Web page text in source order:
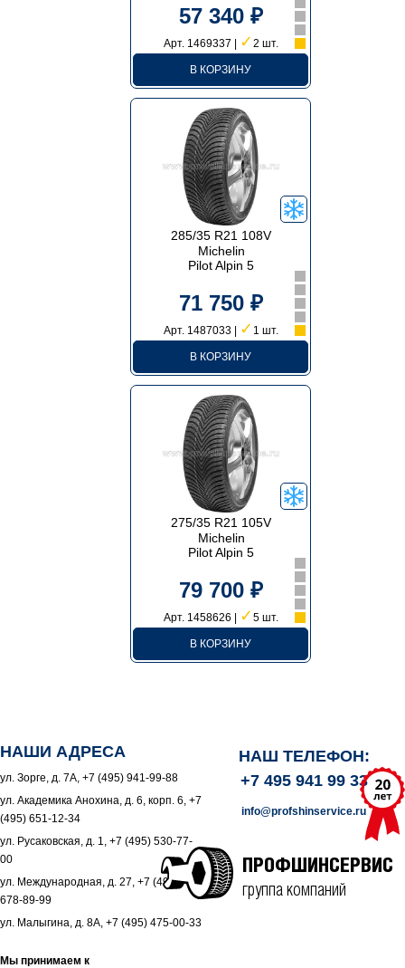
57 340 ₽
Арт. 1469337 | ✓ 2 шт.
В КОРЗИНУ
285/35 R21 108V
Michelin
Pilot Alpin 5
71 750 ₽
Арт. 1487033 | ✓ 1 шт.
В КОРЗИНУ
275/35 R21 105V
Michelin
Pilot Alpin 5
79 700 ₽
Арт. 1458626 | ✓ 5 шт.
В КОРЗИНУ
НАШИ АДРЕСА
ул. Зорге, д. 7А, +7 (495) 941-99-88
ул. Академика Анохина, д. 6, корп. 6, +7
(495) 651-12-34
ул. Русаковская, д. 1, +7 (495) 530-77-
00
ул. Международная, д. 27, +7 (495)
678-89-99
ул. Малыгина, д. 8А, +7 (495) 475-00-33
Мы принимаем к
НАШ ТЕЛЕФОН:
+7 495 941 99 33
info@profshinservice.ru
ПРОФШИНСЕРВИС
группа компаний